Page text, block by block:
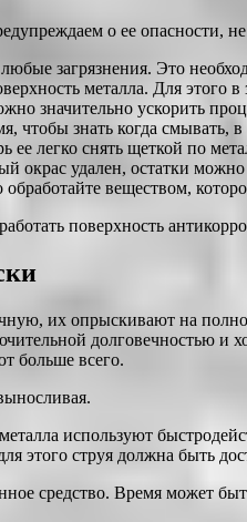
о ее опасности,
загрязнения. Это
металла. Для этого
значительно ускорить
чтобы знать когда смывать,
ее легко снять щеткой по
окрас удален, остатки
веществом,
поверхность
их опрыскивают на
долговечностью
больше всего.
используют
этого струя должна быть
средство. Время может